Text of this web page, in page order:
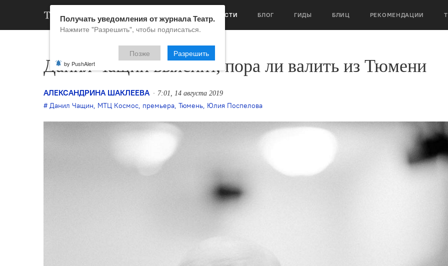
НОВОСТИ БЛОГ ГИДЫ БЛИЦ РЕКОМЕНДАЦИИ
Данил Чащин выяснит, пора ли валить из Тюмени
АЛЕКСАНДРИНА ШАКЛЕЕВА 7:01, 14 августа 2019
Данил Чащин, МТЦ Космос, премьера, Тюмень, Юлия Поспелова
Получать уведомления от журнала Театр.
Нажмите "Разрешить", чтобы подписаться.
Позже Разрешить
by PushAlert